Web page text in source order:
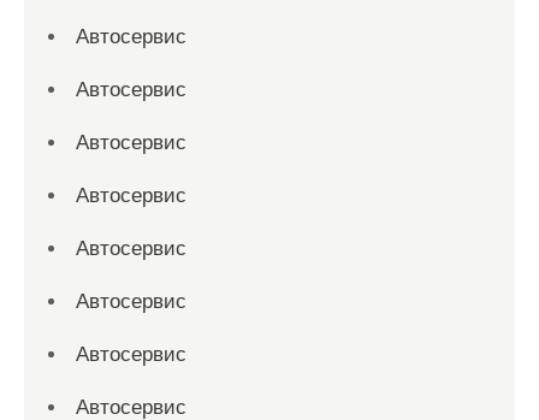
Автосервис
Автосервис
Автосервис
Автосервис
Автосервис
Автосервис
Автосервис
Автосервис